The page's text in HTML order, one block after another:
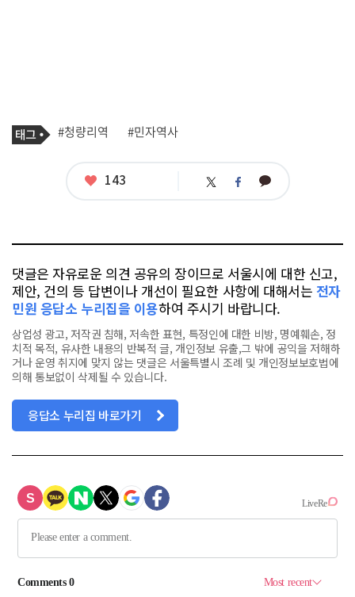
기
사
태
그
#청량리역 #민자역사
좋
143 트 페 카
댓글은 자유로운 의견 공유의 장이므로 서울시에 대한 신고,
제안, 건의 등 답변이나 개선이 필요한 사항에 대해서는 전자
민원 응답소 누리집을 이용하여 주시기 바랍니다.
상업성 광고, 저작권 침해, 저속한 표현, 특정인에 대한 비방, 명예훼손, 정
치적 목적, 유사한 내용의 반복적 글, 개인정보 유출,그 밖에 공익을 저해하
거나 운영 취지에 맞지 않는 댓글은 서울특별시 조례 및 개인정보보호법에
의해 통보없이 삭제될 수 있습니다.
응답소 누리집 바로가기